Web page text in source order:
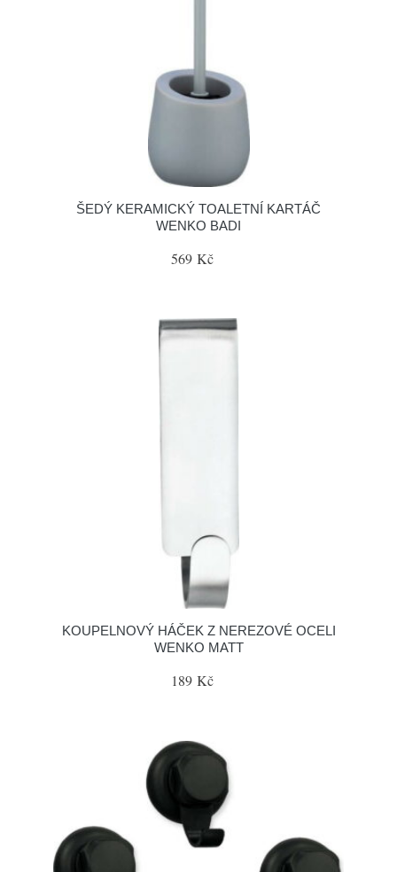
ŠEDÝ KERAMICKÝ TOALETNÍ KARTÁČ
WENKO BADI
569 Kč
KOUPELNOVÝ HÁČEK Z NEREZOVÉ OCELI
WENKO MATT
189 Kč